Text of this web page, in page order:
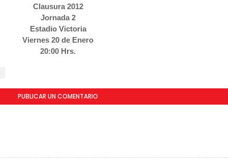
Clausura 2012
Jornada 2
Estadio Victoria
Viernes 20 de Enero
20:00 Hrs.
PUBLICAR UN COMENTARIO